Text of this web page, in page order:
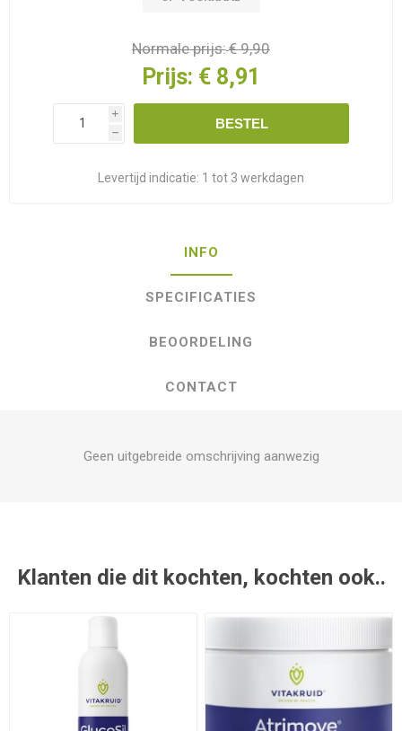
Normale prijs:€ 9,90
Prijs: € 8,91
i
h
BESTEL
Levertijd indicatie: 1 tot 3 werkdagen
INFO
SPECIFICATIES
BEOORDELING
CONTACT
Geen uitgebreide omschrijving aanwezig
Klanten die dit kochten, kochten ook..